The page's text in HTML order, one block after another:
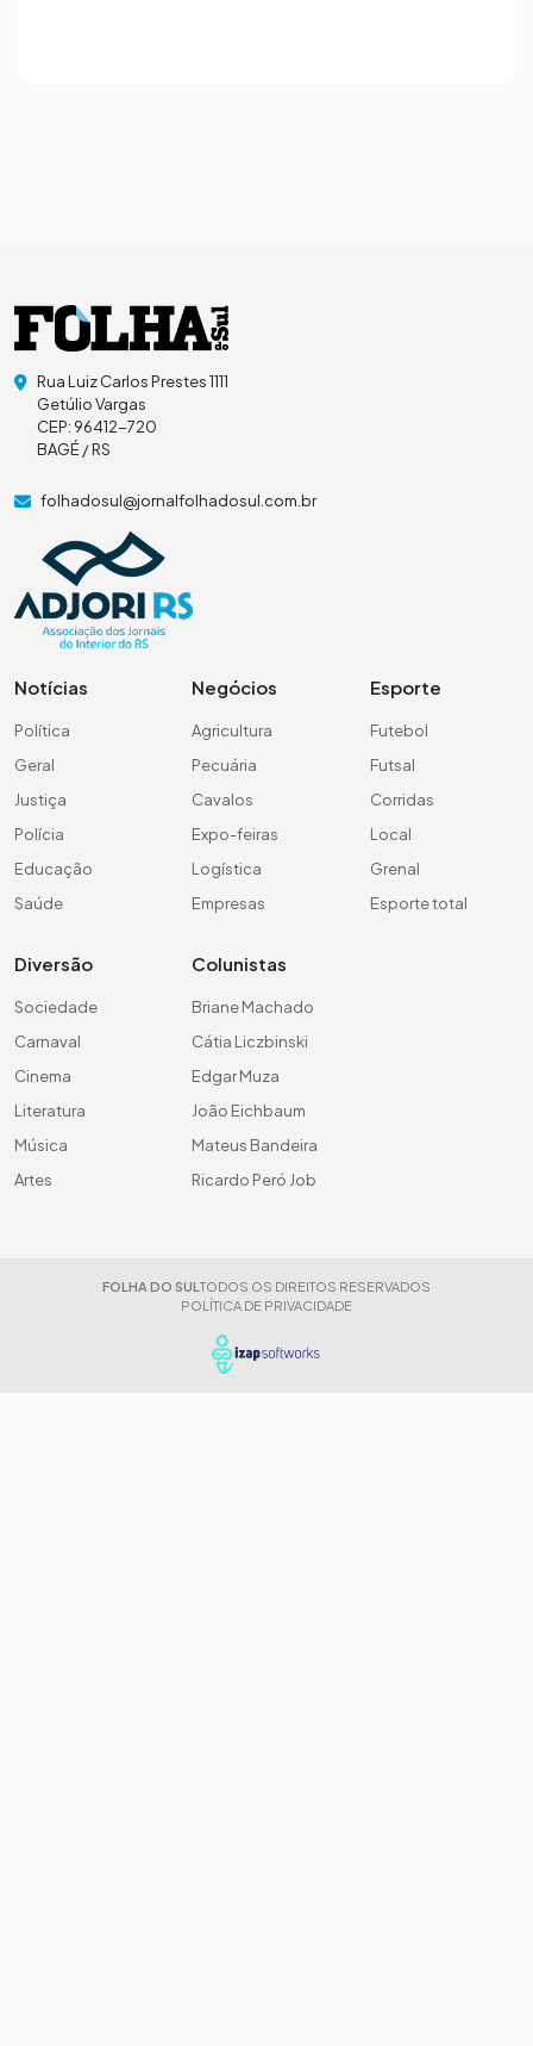
Rua Luiz Carlos Prestes 1111
Getúlio Vargas
CEP: 96412-720
BAGÉ / RS
folhadosul@jornalfolhadosul.com.br
Notícias
Política
Geral
Justiça
Polícia
Educação
Saúde
Negócios
Agricultura
Pecuária
Cavalos
Expo-feiras
Logística
Empresas
Esporte
Futebol
Futsal
Corridas
Local
Grenal
Esporte total
Diversão
Sociedade
Carnaval
Cinema
Literatura
Música
Artes
Colunistas
Briane Machado
Cátia Liczbinski
Edgar Muza
João Eichbaum
Mateus Bandeira
Ricardo Peró Job
FOLHA DO SUL TODOS OS DIREITOS RESERVADOS
POLÍTICA DE PRIVACIDADE